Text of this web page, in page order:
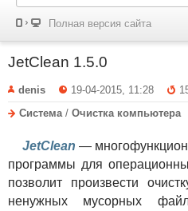
Полная версия сайта
JetClean 1.5.0
denis 19-04-2015, 11:28
Система / Очистка компьютера
JetClean —
программы для
позволит произвести
ненужных мусорных